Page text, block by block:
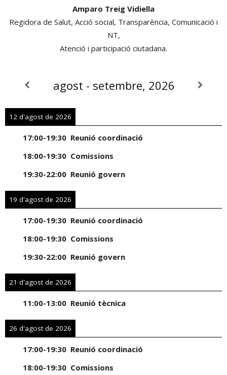
Amparo Treig Vidiella
Regidora de Salut, Acció social, Transparència, Comunicació i
NT,
Atenció i participació ciutadana.
agost - setembre, 2026
12 d'agost de 2026
17:00-19:30 Reunió coordinació
18:00-19:30 Comissions
19:30-22:00 Reunió govern
19 d'agost de 2026
17:00-19:30 Reunió coordinació
18:00-19:30 Comissions
19:30-22:00 Reunió govern
21 d'agost de 2026
11:00-13:00 Reunió tècnica
26 d'agost de 2026
17:00-19:30 Reunió coordinació
18:00-19:30 Comissions